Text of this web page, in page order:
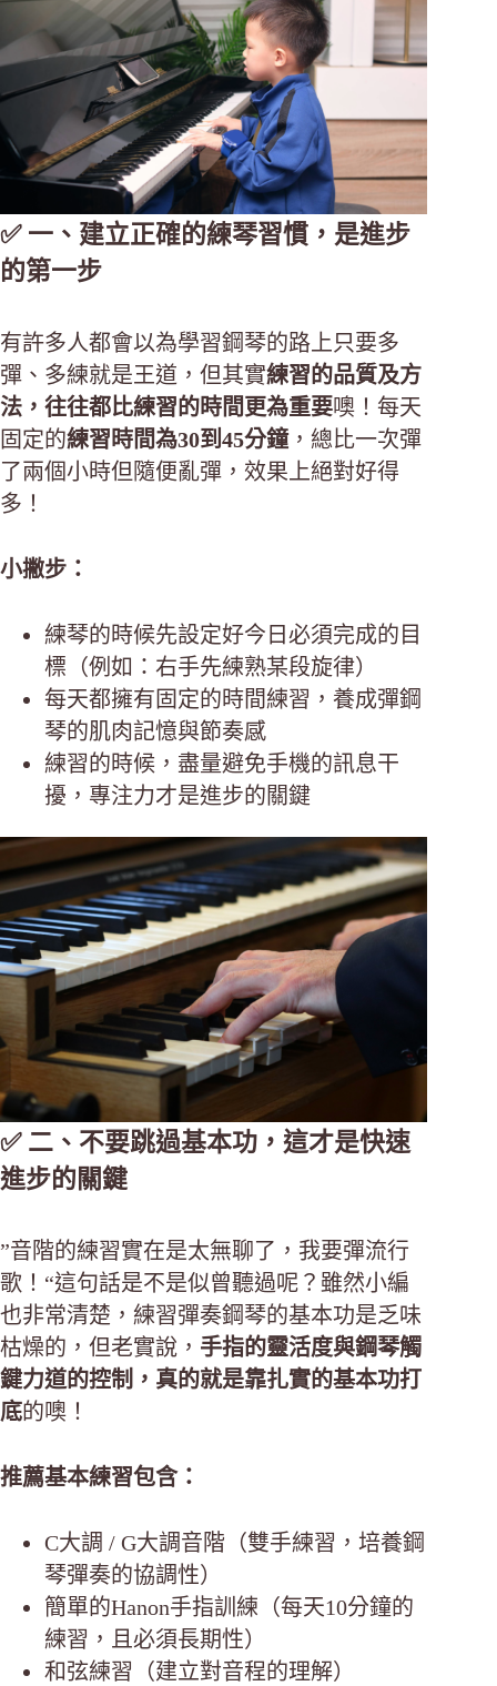
✅ 一、建立正確的練琴習慣，是進步
的第一步
有許多人都會以為學習鋼琴的路上只要多
彈、多練就是王道，但其實練習的品質及方
法，往往都比練習的時間更為重要噢！每天
固定的練習時間為30到45分鐘，總比一次彈
了兩個小時但隨便亂彈，效果上絕對好得
多！
小撇步：
練琴的時候先設定好今日必須完成的目
標（例如：右手先練熟某段旋律）
每天都擁有固定的時間練習，養成彈鋼
琴的肌肉記憶與節奏感
練習的時候，盡量避免手機的訊息干
擾，專注力才是進步的關鍵
✅ 二、不要跳過基本功，這才是快速
進步的關鍵
”音階的練習實在是太無聊了，我要彈流行
歌！“這句話是不是似曾聽過呢？雖然小編
也非常清楚，練習彈奏鋼琴的基本功是乏味
枯燥的，但老實說， 手指的靈活度與鋼琴觸
鍵力道的控制，真的就是靠扎實的基本功打
底的噢！
推薦基本練習包含：
C大調 / G大調音階（雙手練習，培養鋼
琴彈奏的協調性）
簡單的Hanon手指訓練（每天10分鐘的
練習，且必須長期性）
和弦練習（建立對音程的理解）